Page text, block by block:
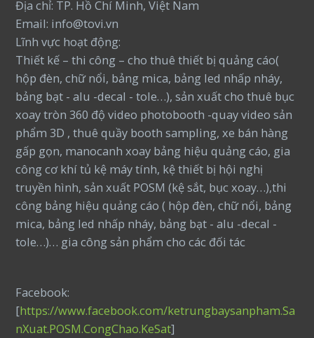
Địa chỉ: TP. Hồ Chí Minh, Việt Nam
Email: info@tovi.vn
Lĩnh vực hoạt động:
Thiết kế – thi công – cho thuê thiết bị quảng cáo(
hộp đèn, chữ nổi, bảng mica, bảng led nhấp nháy,
bảng bạt - alu -decal - tole…), sản xuất cho thuê bục
xoay tròn 360 độ video photobooth -quay video sản
phẩm 3D , thuê quầy booth sampling, xe bán hàng
gấp gọn, manocanh xoay bảng hiệu quảng cáo, gia
công cơ khí tủ kệ máy tính, kệ thiết bị hội nghị
truyền hình, sản xuất POSM (kệ sắt, bục xoay…),thi
công bảng hiệu quảng cáo ( hộp đèn, chữ nổi, bảng
mica, bảng led nhấp nháy, bảng bạt - alu -decal -
tole…)… gia công sản phẩm cho các đối tác
Facebook:
[https://www.facebook.com/ketrungbaysanpham.Sa
nXuat.POSM.CongChao.KeSat]